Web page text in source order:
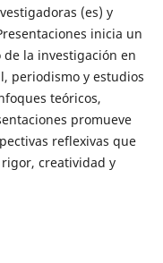
(es) y
inicia un
la investigación en
periodismo y estudios
teóricos,
promueve
reflexivas que
creatividad y